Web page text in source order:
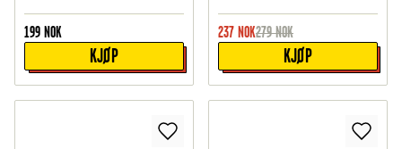
199 NOK
KJØP
237 NOK279 NOK
KJØP